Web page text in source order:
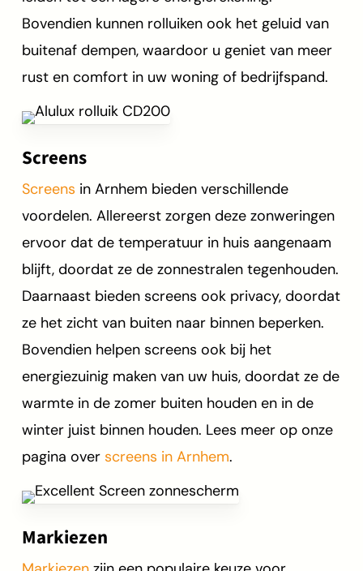
Bovendien kunnen rolluiken ook het geluid van
buitenaf dempen, waardoor u geniet van meer
rust en comfort in uw woning of bedrijfspand.
Screens
Screens in Arnhem bieden verschillende
voordelen. Allereerst zorgen deze zonweringen
ervoor dat de temperatuur in huis aangenaam
blijft, doordat ze de zonnestralen tegenhouden.
Daarnaast bieden screens ook privacy, doordat
ze het zicht van buiten naar binnen beperken.
Bovendien helpen screens ook bij het
energiezuinig maken van uw huis, doordat ze de
warmte in de zomer buiten houden en in de
winter juist binnen houden. Lees meer op onze
pagina over screens in Arnhem.
Markiezen